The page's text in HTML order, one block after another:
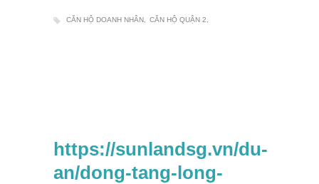
CĂN HỘ DOANH NHÂN CĂN HỘ QUẬN 2
https://sunlandsg.vn/du-
an/dong-tang-long-